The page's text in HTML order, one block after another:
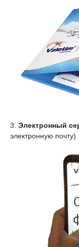
3. Электронный
электронную почту)